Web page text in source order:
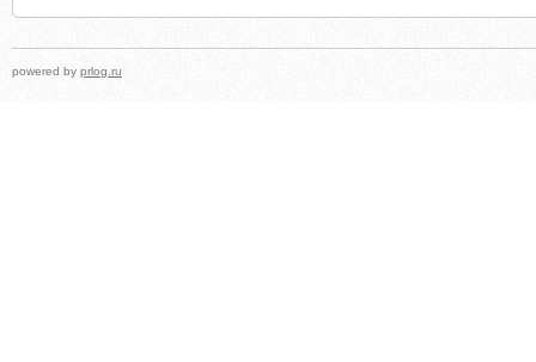
powered by prlog.ru